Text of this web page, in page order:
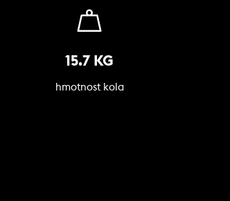
15.7 KG
hmotnost kola